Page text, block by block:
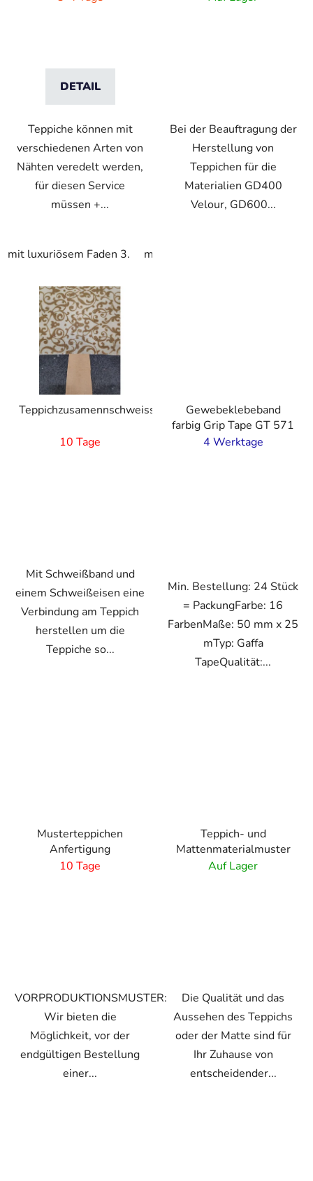
DETAIL
Teppiche können mit
verschiedenen Arten von
Nähten veredelt werden,
für diesen Service
müssen +...
mit luxuriösem Faden 3. mit Textilband 4.
Bei der Beauftragung der
Herstellung von
Teppichen für die
Materialien GD400
Velour, GD600...
Teppichzusamennschweissung
10 Tage
Mit Schweißband und
einem Schweißeisen eine
Verbindung am Teppich
herstellen um die
Teppiche so...
Gewebeklebeband
farbig Grip Tape GT 571
4 Werktage
Min. Bestellung: 24 Stück
= PackungFarbe: 16
FarbenMaße: 50 mm x 25
mTyp: Gaffa
TapeQualität:...
Musterteppichen
Anfertigung
10 Tage
VORPRODUKTIONSMUSTER:
Wir bieten die
Möglichkeit, vor der
endgültigen Bestellung
einer...
Teppich- und
Mattenmaterialmuster
Auf Lager
Die Qualität und das
Aussehen des Teppichs
oder der Matte sind für
Ihr Zuhause von
entscheidender...